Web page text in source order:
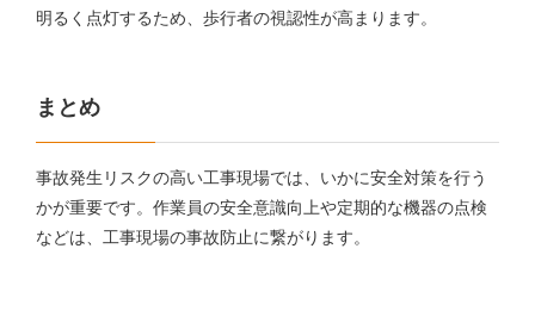
明るく点灯するため、歩行者の視認性が高まります。
まとめ
事故発生リスクの高い工事現場では、いかに安全対策を行う
かが重要です。作業員の安全意識向上や定期的な機器の点検
などは、工事現場の事故防止に繋がります。